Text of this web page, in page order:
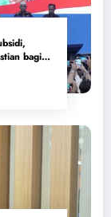
bagi